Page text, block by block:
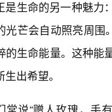
是生命的另一种魅力
光芒会自动照亮周围
的生命能量。这种能
出希望。
常说“赠人玫瑰，手